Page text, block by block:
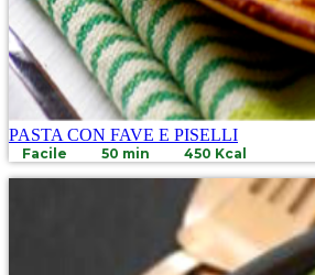
PASTA CON FAVE E PISELLI
Facile 50 min 450 Kcal